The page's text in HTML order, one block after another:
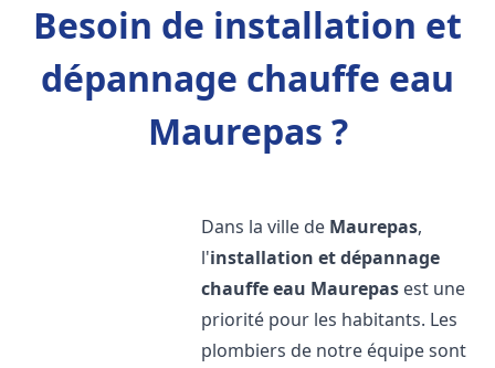
Besoin de installation et
dépannage chauffe eau
Maurepas ?
Dans la ville de Maurepas,
l'installation et dépannage
chauffe eau Maurepas est une
priorité pour les habitants. Les
plombiers de notre équipe sont